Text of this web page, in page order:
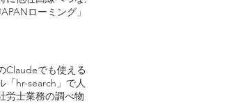
ローミング」
Claudeでも使える
「hr-search」で人
労士業務の調べ物を